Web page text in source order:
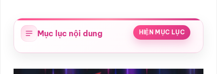
Mục lục nội dung HIỆN MỤC LỤC